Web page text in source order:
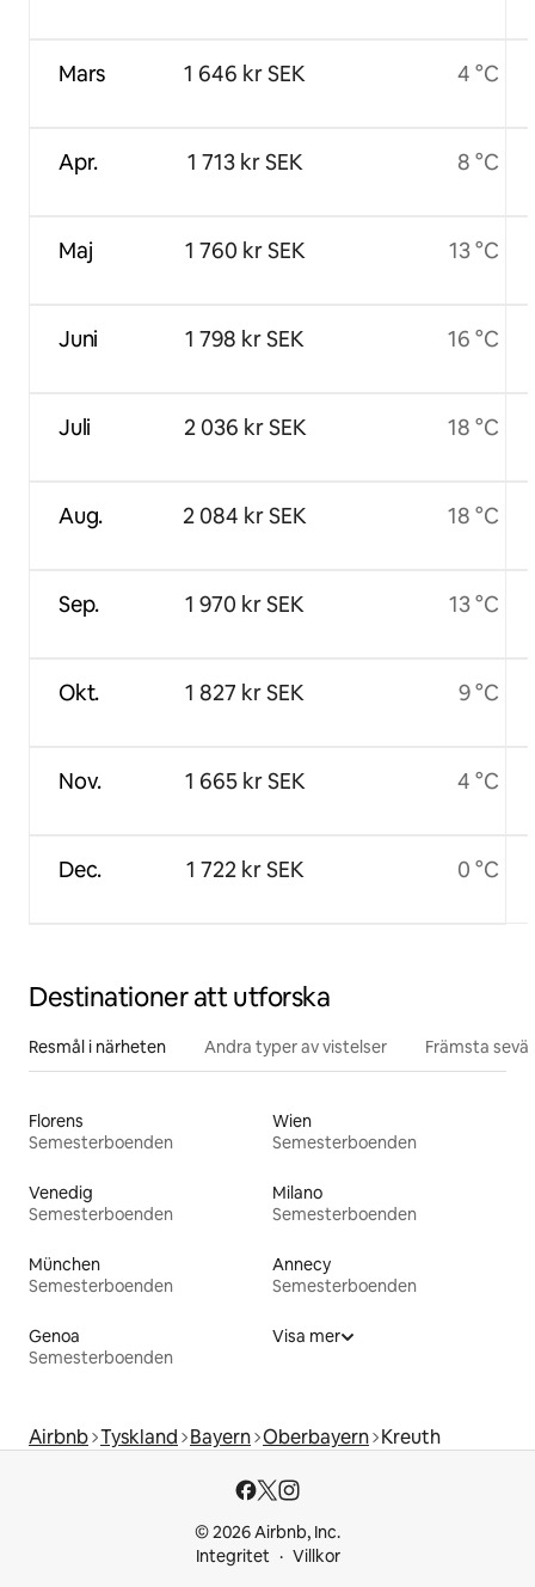
Mars
Apr.
Maj
Juni
Juli
Aug.
Sep.
Okt.
Nov.
Dec.
1 646 kr SEK
1 713 kr SEK
1 760 kr SEK
1 798 kr SEK
2 036 kr SEK
2 084 kr SEK
1 970 kr SEK
1 827 kr SEK
1 665 kr SEK
1 722 kr SEK
4 °C
8 °C
13 °C
16 °C
18 °C
18 °C
13 °C
9 °C
4 °C
0 °C
Destinationer att utforska
Resmål i närheten Andra typer av vistelser Främsta
Florens
Semesterboenden
Wien
Semesterboenden
Venedig
Semesterboenden
Milano
Semesterboenden
München
Semesterboenden
Annecy
Semesterboenden
Genoa
Semesterboenden
Visa mer
Airbnb Tyskland Bayern Oberbayern Kreuth
© 2026 Airbnb, Inc.
Integritet
Villkor